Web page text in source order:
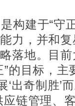
构建于“守
力，并和
落地。目
的目标，主
‘出奇制胜’
链管理、